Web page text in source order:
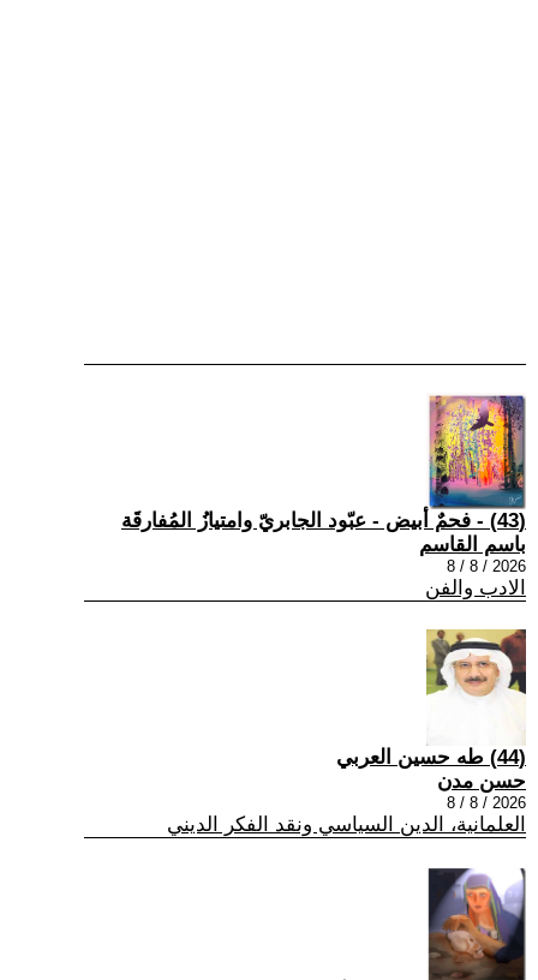
(43) - فحمٌ أبيض - عبّود الجابريّ وامتيازُ المُفارقَة
باسم القاسم
2026 / 8 / 8
الادب والفن
(44) طه حسين العربي
حسن مدن
2026 / 8 / 8
العلمانية، الدين السياسي ونقد الفكر الديني